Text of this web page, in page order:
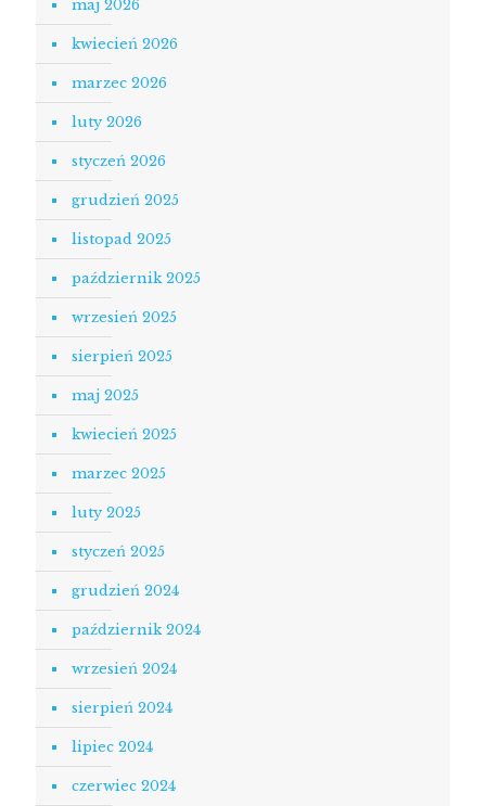
maj 2026
kwiecień 2026
marzec 2026
luty 2026
styczeń 2026
grudzień 2025
listopad 2025
październik 2025
wrzesień 2025
sierpień 2025
maj 2025
kwiecień 2025
marzec 2025
luty 2025
styczeń 2025
grudzień 2024
październik 2024
wrzesień 2024
sierpień 2024
lipiec 2024
czerwiec 2024